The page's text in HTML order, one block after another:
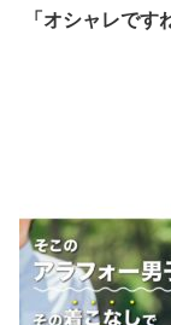
「オシャレです